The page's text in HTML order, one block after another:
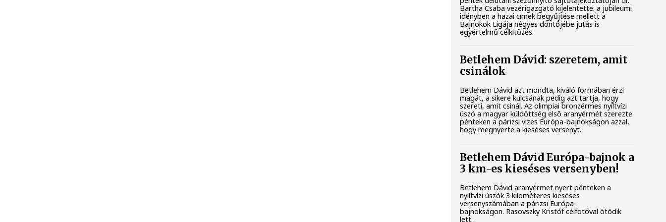
Bartha Csaba vezérigazgató kijelentette: a jubileumi
idényben a hazai címek begyűjtése mellett a
Bajnokok Ligája négyes döntőjébe jutás is
egyértelmű célkitűzés.
Betlehem Dávid: szeretem, amit
csinálok
Betlehem Dávid azt mondta, kiváló formában érzi
magát, a sikere kulcsának pedig azt tartja, hogy
szereti, amit csinál. Az olimpiai bronzérmes nyíltvízi
úszó a magyar küldöttség első aranyérmét szerezte
pénteken a párizsi vizes Európa-bajnokságon azzal,
hogy megnyerte a kieséses versenyt.
Betlehem Dávid Európa-bajnok a
3 km-es kieséses versenyben!
Betlehem Dávid aranyérmet nyert pénteken a
nyíltvízi úszók 3 kilométeres kieséses
versenyszámában a párizsi Európa-
bajnokságon. Rasovszky Kristóf célfotóval ötödik
lett.